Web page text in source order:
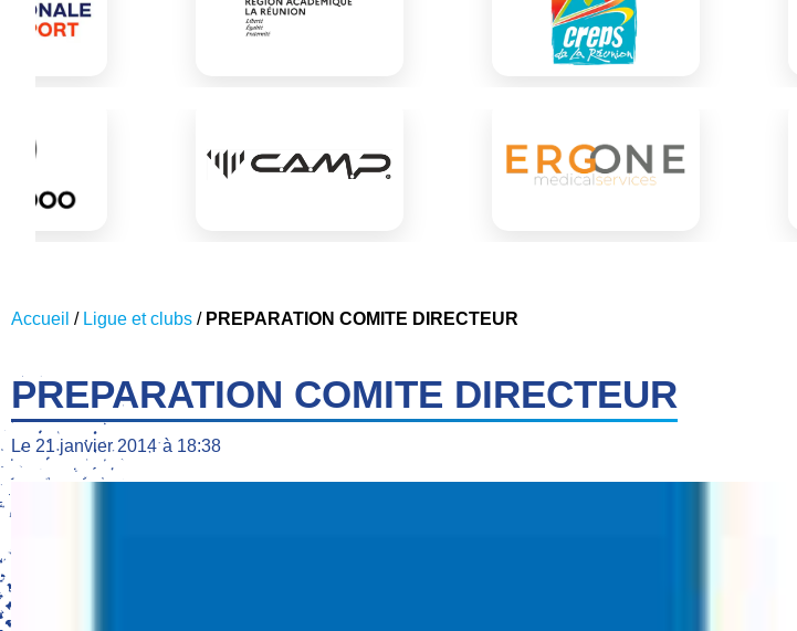
Accueil / Ligue et clubs / PREPARATION COMITE DIRECTEUR
PREPARATION COMITE DIRECTEUR
Le 21 janvier 2014 à 18:38